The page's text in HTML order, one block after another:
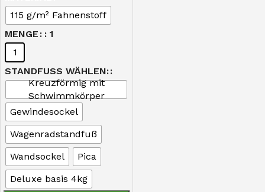
115 g/m² Fahnenstoff
MENGE
: 1
1
STANDFUSS WÄHLEN:
Kreuzförmig mit
Schwimmkörper
Gewindesockel
Wagenradstandfuß
Wandsockel
Pica
Deluxe basis 4kg